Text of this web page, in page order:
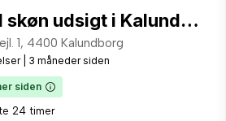
Lejlighed med skøn udsigt i Kalundborg
1, 4400 Kalundborg
3 måneder siden
siden
24 timer